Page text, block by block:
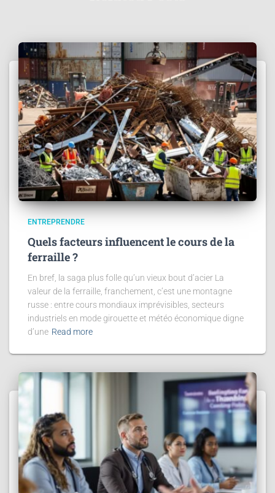
ENTREPRENDRE
Quels facteurs influencent le cours de la
ferraille ?
En bref, la saga plus folle qu’un vieux bout d’acier La
valeur de la ferraille, franchement, c’est une montagne
russe : entre cours mondiaux imprévisibles, secteurs
industriels en mode girouette et météo économique digne
d’une Read more